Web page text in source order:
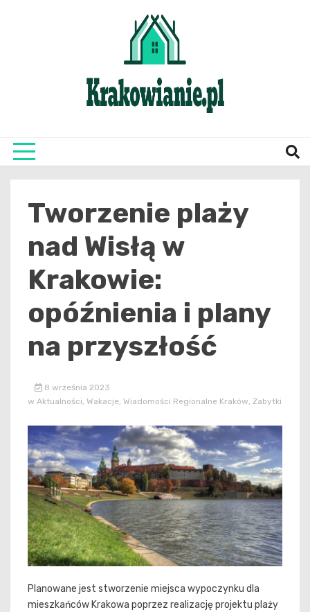
Tworzenie plaży
nad Wisłą w
Krakowie:
opóźnienia i plany
na przyszłość
8 września 2023
w Aktualności, Wakacje, Wiadomości Regionalne Kraków, Zabytki
Planowane jest stworzenie miejsca wypoczynku dla
mieszkańców Krakowa poprzez realizację projektu plaży